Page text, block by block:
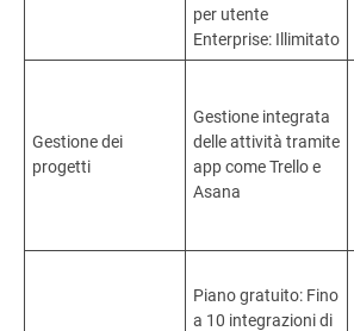
per utente
Enterprise: Illimitato
Gestione dei
progetti
Gestione integrata
delle attività tramite
app come Trello e
Asana
Piano gratuito: Fino
a 10 integrazioni di